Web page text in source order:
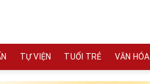
TỰ VIỆN TUỔI TRẺ VĂN HÓA